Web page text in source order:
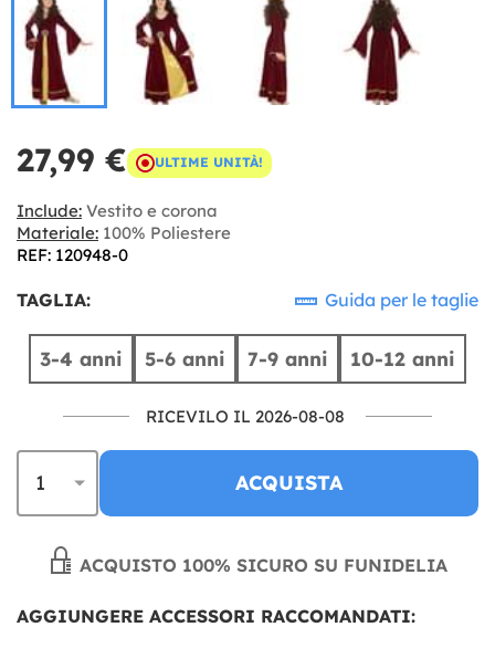
27,99 € ULTIME UNITÀ!
Include: Vestito e corona
Materiale: 100% Poliestere
REF: 120948-0
TAGLIA: Guida per le taglie
3-4 anni 5-6 anni 7-9 anni 10-12 anni
RICEVILO IL 2026-08-08
ACQUISTA
ACQUISTO 100% SICURO SU FUNIDELIA
AGGIUNGERE ACCESSORI RACCOMANDATI: